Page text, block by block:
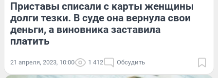
Приставы списали с карты женщины
долги тезки. В суде она вернула свои
деньги, а виновника заставила
платить
21 апреля, 2023, 10:00 1 412 Обсудить